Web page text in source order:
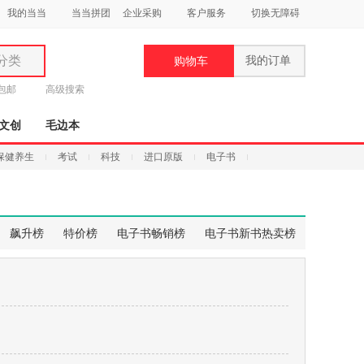
我的当当 当当拼团 企业采购 客户服务 切换无障碍
类
邮 高级搜索
购物车 我的订单
创 毛边本
健养生 考试 科技 进口原版 电子书
飙升榜 特价榜 电子书畅销榜 电子书新书热卖榜